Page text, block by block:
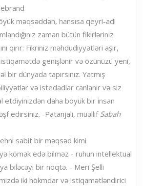
məqsəddən, hansısa qeyri-adi
zaman bütün fikirləriniz
qırır: Fikriniz məhdudiyyətləri aşır,
genişlənir və özünüzü yeni,
bir dünyada tapırsınız. Yatmış
və istedadlar canlanır və siz
etdiyinizdən daha böyük bir insan
edirsiniz. -Patanjali, müəllif Sabah
sabit bir məqsəd kimi
kömək edə bilməz - ruhun intellektual
biləcəyi bir nöqtə. - Meri Şelli
iki hökmdar və istiqamətləndirici